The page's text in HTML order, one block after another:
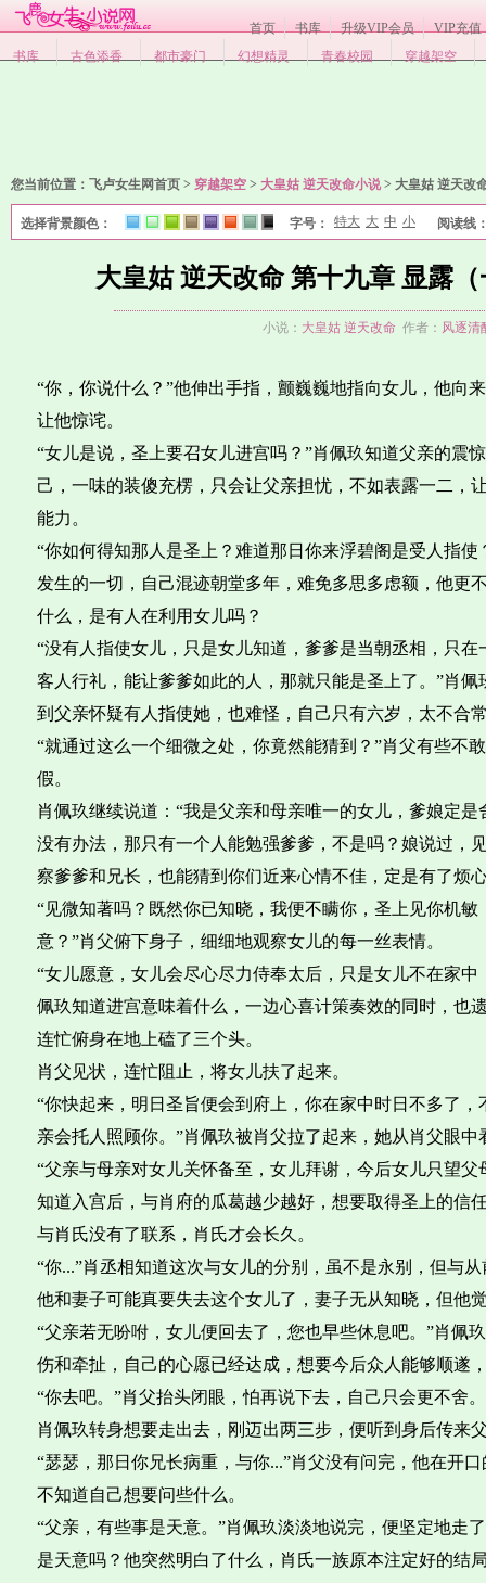
首页 书库 升级VIP会员
VIP充值
书库
古色添香 都市豪门 幻想精灵 青春校园 穿越架空
您当前位置： 飞卢女生网首页 > 穿越架空 > 大皇姑 逆天改命小说> 大皇姑 逆天改
选择背景颜色：
1
2 3 4 5 6 7 8
字号： 特大 大 中 小 阅读线
大皇姑 逆天改命 第十九章 显露
小说： 大皇姑 逆天改命 作者： 风逐清
“你，你说什么？”他伸出手指，颤巍巍地指向女儿，他向
让他惊诧。
“女儿是说，圣上要召女儿进宫吗？”肖佩玖知道父亲的震
己，一味的装傻充楞，只会让父亲担忧，不如表露一二，
能力。
“你如何得知那人是圣上？难道那日你来浮碧阁是受人指
发生的一切，自己混迹朝堂多年，难免多思多虑额，他更
什么，是有人在利用女儿吗？
“没有人指使女儿，只是女儿知道，爹爹是当朝丞相，只
客人行礼，能让爹爹如此的人，那就只能是圣上了。”肖
到父亲怀疑有人指使她，也难怪，自己只有六岁，太不合
“就通过这么一个细微之处，你竟然能猜到？”肖父有些不
假。
肖佩玖继续说道：“我是父亲和母亲唯一的女儿，爹娘定
没有办法，那只有一个人能勉强爹爹，不是吗？娘说过，
察爹爹和兄长，也能猜到你们近来心情不佳，定是有了烦
“见微知著吗？既然你已知晓，我便不瞒你，圣上见你机
意？”肖父俯下身子，细细地观察女儿的每一丝表情。
“女儿愿意，女儿会尽心尽力侍奉太后，只是女儿不在家
佩玖知道进宫意味着什么，一边心喜计策奏效的同时，也
连忙俯身在地上磕了三个头。
肖父见状，连忙阻止，将女儿扶了起来。
“你快起来，明日圣旨便会到府上，你在家中时日不多了
亲会托人照顾你。”肖佩玖被肖父拉了起来，她从肖父眼中
“父亲与母亲对女儿关怀备至，女儿拜谢，今后女儿只望
知道入宫后，与肖府的瓜葛越少越好，想要取得圣上的信
与肖氏没有了联系，肖氏才会长久。
“你...”肖丞相知道这次与女儿的分别，虽不是永别，但与
他和妻子可能真要失去这个女儿了，妻子无从知晓，但他
“父亲若无吩咐，女儿便回去了，您也早些休息吧。”肖佩
伤和牵扯，自己的心愿已经达成，想要今后众人能够顺遂
“你去吧。”肖父抬头闭眼，怕再说下去，自己只会更不舍。
肖佩玖转身想要走出去，刚迈出两三步，便听到身后传来
“瑟瑟，那日你兄长病重，与你...”肖父没有问完，他在开
不知道自己想要问些什么。
“父亲，有些事是天意。”肖佩玖淡淡地说完，便坚定地走
是天意吗？他突然明白了什么，肖氏一族原本注定好的结